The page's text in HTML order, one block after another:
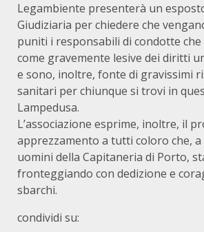
Legambiente presenterà un
Giudiziaria per chiedere che
puniti i responsabili di condotte
come gravemente lesive dei diritti
e sono, inoltre, fonte di gravissimi
sanitari per chiunque si trovi in
Lampedusa.
L’associazione esprime, inoltre, il
apprezzamento a tutti coloro che, a
uomini della Capitaneria di Porto,
fronteggiando con dedizione e
sbarchi.
condividi su: